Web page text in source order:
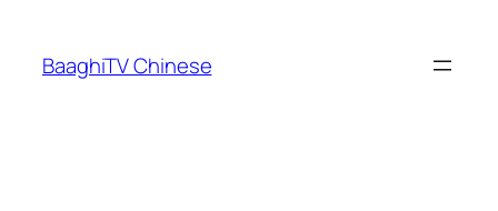
content
BaaghiTV Chinese